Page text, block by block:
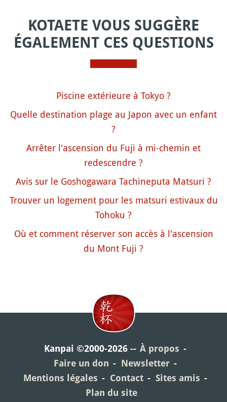
KOTAETE VOUS SUGGÈRE
ÉGALEMENT CES QUESTIONS
Piscine extérieure à Tokyo ?
Quelle destination plage au Japon avec un enfant
?
Arrêter l'ascension du Fuji à mi-chemin et
redescendre ?
Avis sur le Goshogawara Tachineputa Matsuri ?
Trouver un logement pour les matsuri estivaux du
Tohoku ?
Où et comment réserver son accès à l'ascension
du Mont Fuji ?
Kanpai ©2000-2026
À propos
Faire un don
Newsletter
Mentions légales
Contact
Sites amis
Plan du site